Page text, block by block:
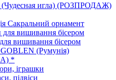
(Чудесная игла) (РОЗПРОДАЖ)
Сакральний орнамент
вишивання бісером
вишивання бісером
(Румунія)
*
іграшки
підвіси